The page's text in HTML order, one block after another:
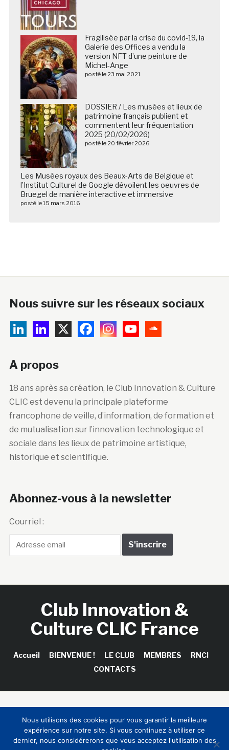
Fragilisée par la crise du covid-19, la
Galerie des Offices a vendu la
version NFT d’une peinture de
Michel-Ange
posté le 23 mai 2021
DOSSIER / Les musées et lieux de
patrimoine français publient et
commentent leur fréquentation
2025 (20/02/2026)
posté le 20 février 2026
Les Musées royaux des Beaux-Arts de Belgique et
l’Institut Culturel de Google dévoilent les oeuvres de
Bruegel de manière interactive et immersive
posté le 15 mars 2016
Nous suivre sur les réseaux sociaux
A propos
18 ans après sa création, le Club Innovation & Culture
CLIC est devenu la principale plateforme
francophone de veille, d’information, de formation et
de mutualisation sur l’innovation technologique et
sociale dans les lieux de patrimoine artistique,
historique et scientifique.
Abonnez-vous à la newsletter
Courriel :
Club Innovation &
Culture CLIC France
Accueil BIENVENUE ! LE CLUB MEMBRES
RNCI
CONTACTS
Sinapses Conseils
Nous utilisons des cookies pour vous garantir la meilleure
expérience sur notre site. Si vous continuez à utiliser ce
dernier, nous considérerons que vous acceptez l'utilisation des